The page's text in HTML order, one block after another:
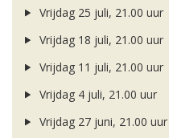
Vrijdag 25 juli, 21.00 uur
Vrijdag 18 juli, 21.00 uur
Vrijdag 11 juli, 21.00 uur
Vrijdag 4 juli, 21.00 uur
Vrijdag 27 juni, 21.00 uur